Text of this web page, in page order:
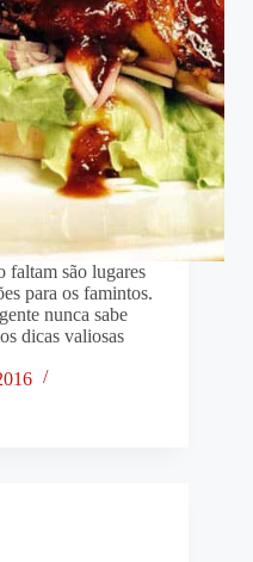
faltam são lugares
para os famintos.
nunca sabe
dicas valiosas